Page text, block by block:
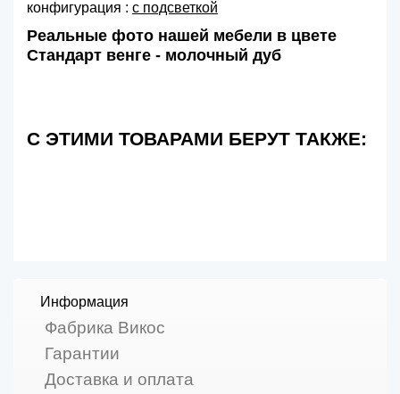
конфигурация : с подсветкой
Реальные фото нашей мебели в цвете
Стандарт венге - молочный дуб
С ЭТИМИ ТОВАРАМИ БЕРУТ ТАКЖЕ:
Информация
Фабрика Викос
Гарантии
Доставка и оплата